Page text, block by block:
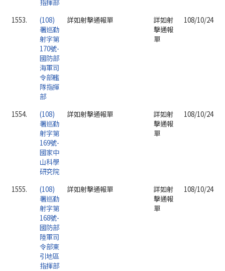
指揮部
1553.
(108)
署巡勤
射字第
170號-
國防部
海軍司
令部艦
隊指揮
部
詳如射擊通報單
詳如射
擊通報
單
108/10/24
1554.
(108)
署巡勤
射字第
169號-
國家中
山科學
研究院
詳如射擊通報單
詳如射
擊通報
單
108/10/24
1555.
(108)
署巡勤
射字第
168號-
國防部
陸軍司
令部東
引地區
指揮部
詳如射擊通報單
詳如射
擊通報
單
108/10/24